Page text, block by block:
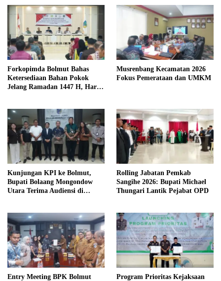
Forkopimda Bolmut Bahas
Ketersediaan Bahan Pokok
Jelang Ramadan 1447 H, Harga
Musrenbang Kecamatan 2026
Fokus Pemerataan dan UMKM
Kunjungan KPI ke Bolmut,
Bupati Bolaang Mongondow
Utara Terima Audiensi di
Rolling Jabatan Pemkab
Sangihe 2026: Bupati Michael
Thungari Lantik Pejabat OPD
Entry Meeting BPK Bolmut
Program Prioritas Kejaksaan